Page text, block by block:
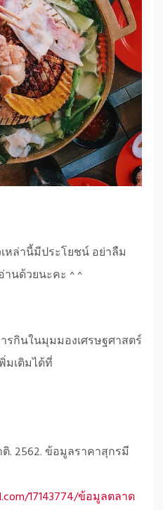
หล่านี้มีประโยชน์ อย่าลืม
นด้วยนะคะ ^ ^
รกินในมุมมองเศรษฐศาสตร์
มเติมได้ที่
. 2562. ข้อมูลราคาสุกรมี
17143774/ข้อมูลตลาด